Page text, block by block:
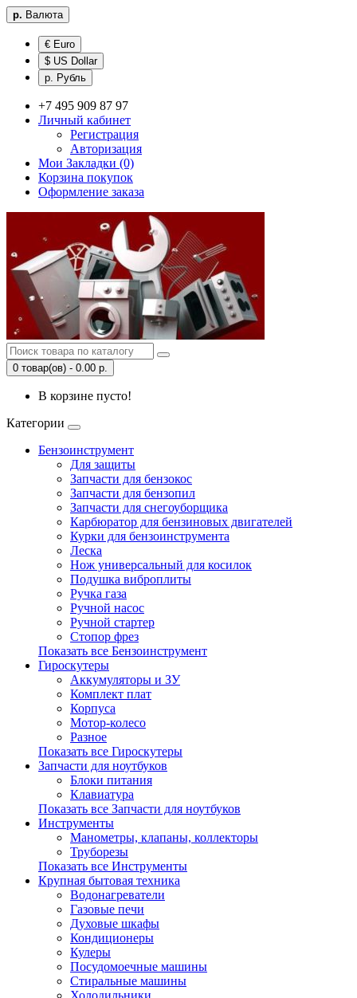
р. Валюта
€ Euro
$ US Dollar
р. Рубль
+7 495 909 87 97
Личный кабинет
Регистрация
Авторизация
Мои Закладки (0)
Корзина покупок
Оформление заказа
0 товар(ов) - 0.00 р.
В корзине пусто!
Категории
Бензоинструмент
Для защиты
Запчасти для бензокос
Запчасти для бензопил
Запчасти для снегоуборщика
Карбюратор для бензиновых двигателей
Курки для бензоинструмента
Леска
Нож универсальный для косилок
Подушка виброплиты
Ручка газа
Ручной насос
Ручной стартер
Стопор фрез
Показать все Бензоинструмент
Гироскутеры
Аккумуляторы и ЗУ
Комплект плат
Корпуса
Мотор-колесо
Разное
Показать все Гироскутеры
Запчасти для ноутбуков
Блоки питания
Клавиатура
Показать все Запчасти для ноутбуков
Инструменты
Манометры, клапаны, коллекторы
Труборезы
Показать все Инструменты
Крупная бытовая техника
Водонагреватели
Газовые печи
Духовые шкафы
Кондиционеры
Кулеры
Посудомоечные машины
Стиральные машины
Холодильники